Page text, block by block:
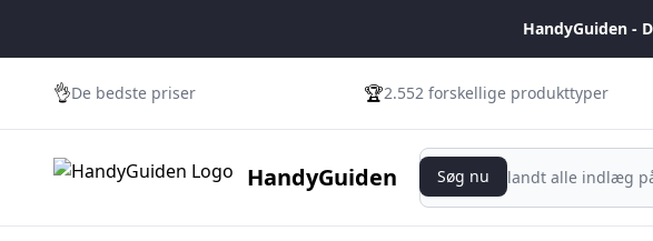
HandyGuiden -
👌De bedste priser 🏆2.552 forskellige produkttyper
HandyGuiden
Søg nu
Søg nu